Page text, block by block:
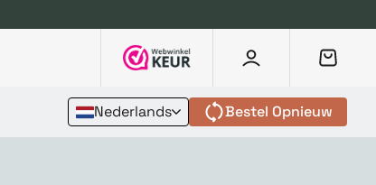
Nederlands Bestel Opnieuw